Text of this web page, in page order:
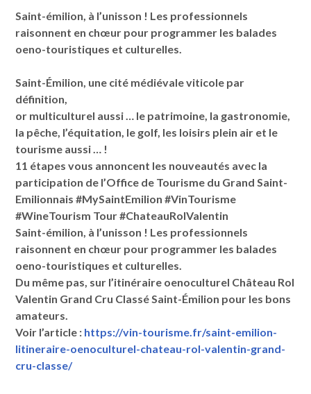
Saint-émilion, à l’unisson ! Les professionnels
raisonnent en chœur pour programmer les balades
oeno-touristiques et culturelles.
Saint-Émilion, une cité médiévale viticole par
définition,
or multiculturel aussi … le patrimoine, la gastronomie,
la pêche, l’équitation, le golf, les loisirs plein air et le
tourisme aussi … !
11 étapes vous annoncent les nouveautés avec la
participation de l’Office de Tourisme du Grand Saint-
Emilionnais #MySaintEmilion#VinTourisme
#WineTourism Tour #ChateauRolValentin
Saint-émilion, à l’unisson ! Les professionnels
raisonnent en chœur pour programmer les balades
oeno-touristiques et culturelles.
Du même pas, sur l’itinéraire oenoculturel Château Rol
Valentin Grand Cru Classé Saint-Émilion pour les bons
amateurs.
Voir l’article : https://vin-tourisme.fr/saint-emilion-
litineraire-oenoculturel-chateau-rol-valentin-grand-
cru-classe/